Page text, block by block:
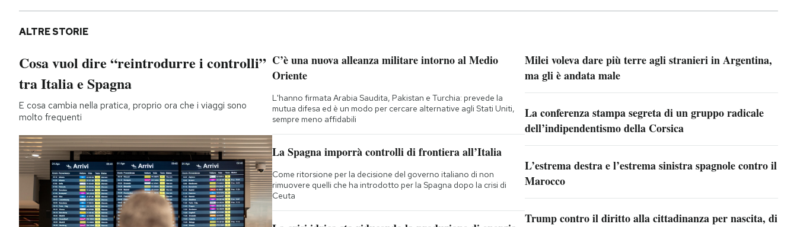
ALTRE STORIE
Cosa vuol dire “reintrodurre i controlli”
tra Italia e Spagna
E cosa cambia nella pratica, proprio ora che i viaggi sono
molto frequenti
C’è una nuova alleanza militare intorno al Medio
Oriente
L'hanno firmata Arabia Saudita, Pakistan e Turchia: prevede la
mutua difesa ed è un modo per cercare alternative agli Stati Uniti,
sempre meno affidabili
La Spagna imporrà controlli di frontiera all’Italia
Come ritorsione per la decisione del governo italiano di non
rimuovere quelli che ha introdotto per la Spagna dopo la crisi di
Ceuta
Milei voleva dare più terre agli stranieri in Argentina,
ma gli è andata male
La conferenza stampa segreta di un gruppo radicale
dell’indipendentismo della Corsica
L’estrema destra e l’estrema sinistra spagnole contro il
Marocco
Trump contro il diritto alla cittadinanza per nascita, di